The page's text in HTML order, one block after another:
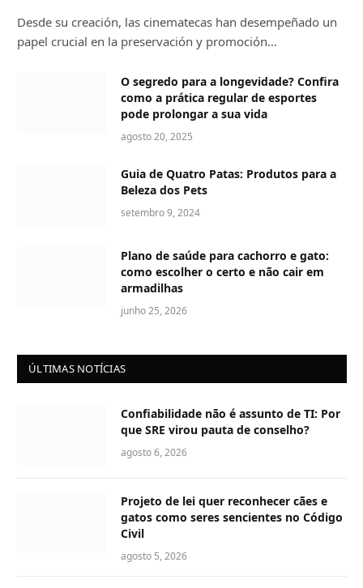
Desde su creación, las cinematecas han desempeñado un
papel crucial en la preservación y promoción…
O segredo para a longevidade? Confira
como a prática regular de esportes
pode prolongar a sua vida
agosto 20, 2025
Guia de Quatro Patas: Produtos para a
Beleza dos Pets
setembro 9, 2024
Plano de saúde para cachorro e gato:
como escolher o certo e não cair em
armadilhas
junho 25, 2026
ÚLTIMAS NOTÍCIAS
Confiabilidade não é assunto de TI: Por
que SRE virou pauta de conselho?
agosto 6, 2026
Projeto de lei quer reconhecer cães e
gatos como seres sencientes no Código
Civil
agosto 5, 2026